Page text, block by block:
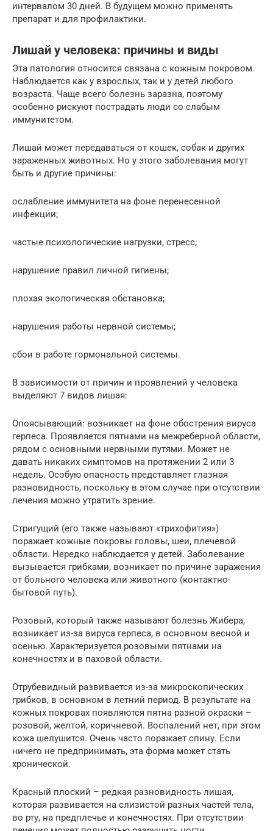
интервалом 30 дней. В будущем можно применять
препарат и для профилактики.
Лишай у человека: причины и виды
Эта патология относится связана с кожным покровом.
Наблюдается как у взрослых, так и у детей любого
возраста. Чаще всего болезнь заразна, поэтому
особенно рискуют пострадать люди со слабым
иммунитетом.
Лишай может передаваться от кошек, собак и других
зараженных животных. Но у этого заболевания могут
быть и другие причины:
ослабление иммунитета на фоне перенесенной
инфекции;
частые психологические нагрузки, стресс;
нарушение правил личной гигиены;
плохая экологическая обстановка;
нарушения работы нервной системы;
сбои в работе гормональной системы.
В зависимости от причин и проявлений у человека
выделяют 7 видов лишая:
Опоясывающий: возникает на фоне обострения вируса
герпеса. Проявляется пятнами на межреберной области,
рядом с основными нервными путями. Может не
давать никаких симптомов на протяжении 2 или 3
недель. Особую опасность представляет глазная
разновидность, поскольку в этом случае при отсутствии
лечения можно утратить зрение.
Стригущий (его также называют «трихофития»)
поражает кожные покровы головы, шеи, плечевой
области. Нередко наблюдается у детей. Заболевание
вызывается грибками, возникает по причине заражения
от больного человека или животного (контактно-
бытовой путь).
Розовый, который также называют болезнь Жибера,
возникает из-за вируса герпеса, в основном весной и
осенью. Характеризуется розовыми пятнами на
конечностях и в паховой области.
Отрубевидный развивается из-за микроскопических
грибков, в основном в летний период. В результате на
кожных покровах появляются пятна разной окраски –
розовой, желтой, коричневой. Воспалений нет, при этом
кожа шелушится. Очень часто поражает спину. Если
ничего не предпринимать, эта форма может стать
хронической.
Красный плоский – редкая разновидность лишая,
которая развивается на слизистой разных частей тела,
во рту, на предплечье и конечностях. При отсутствии